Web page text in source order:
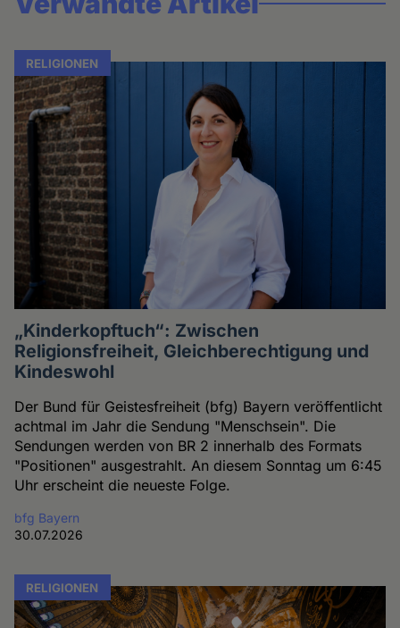
RELIGIONEN
„Kinderkopftuch“: Zwischen
Religionsfreiheit, Gleichberechtigung und
Kindeswohl
Der Bund für Geistesfreiheit (bfg) Bayern veröffentlicht
achtmal im Jahr die Sendung "Menschsein". Die
Sendungen werden von BR 2 innerhalb des Formats
"Positionen" ausgestrahlt. An diesem Sonntag um 6:45
Uhr erscheint die neueste Folge.
bfg Bayern
30.07.2026
RELIGIONEN